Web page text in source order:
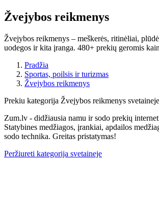
Žvejybos reikmenys
Žvejybos reikmenys – meškerės, ritinėliai,
uodegos ir kita įranga. 480+ prekių geromis
Pradžia
Sportas, poilsis ir turizmas
Žvejybos reikmenys
Prekiu kategorija Žvejybos reikmenys
Zum.lv - didžiausia namu ir sodo prekių
Statybines medžiagos, įrankiai, apdailos
sodo technika. Greitas pristatymas!
Peržiureti kategorija svetaineje